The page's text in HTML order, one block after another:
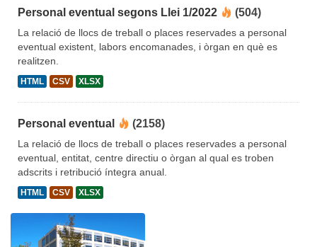
Personal eventual segons Llei 1/2022 (504)
La relació de llocs de treball o places reservades a personal
eventual existent, labors encomanades, i òrgan en què es
realitzen.
HTML CSV XLSX
Personal eventual (2158)
La relació de llocs de treball o places reservades a personal
eventual, entitat, centre directiu o òrgan al qual es troben
adscrits i retribució íntegra anual.
HTML CSV XLSX